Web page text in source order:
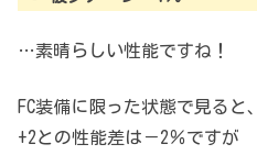
…素晴らしい性能ですね！
FC装備に限った状態で見ると、
+2との性能差は－2％ですが